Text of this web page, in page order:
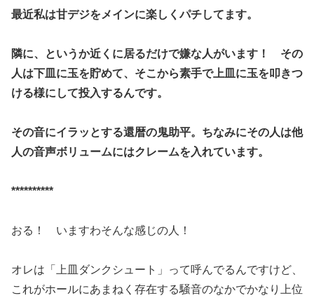
最近私は甘デジをメインに楽しくパチしてます。
隣に、というか近くに居るだけで嫌な人がいます！ その
人は下皿に玉を貯めて、そこから素手で上皿に玉を叩きつ
ける様にして投入するんです。
その音にイラッとする還暦の鬼助平。ちなみにその人は他
人の音声ボリュームにはクレームを入れています。
**********
おる！ いますわそんな感じの人！
オレは「上皿ダンクシュート」って呼んでるんですけど、
これがホールにあまねく存在する騒音のなかでかなり上位